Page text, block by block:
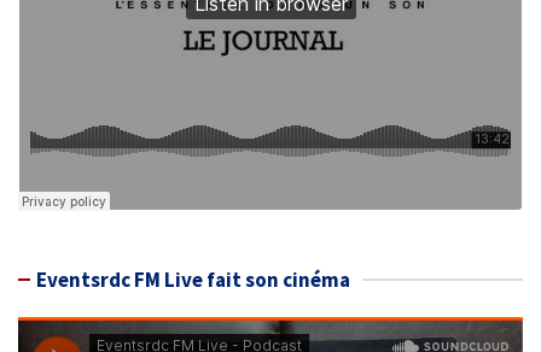
Eventsrdc FM Live fait son cinéma